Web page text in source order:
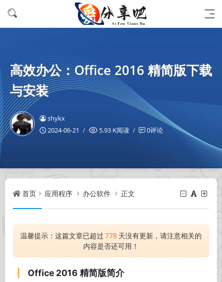
高效办公：Office 2016 精简版下载
与安装
shykx
2024-06-21
5.93 K阅读 0评论
首页 应用程序 办公软件 正文
温馨提示：这篇文章已超过 778 天没有更新，请注意相关的
内容是否还可用！
Office 2016 精简版简介